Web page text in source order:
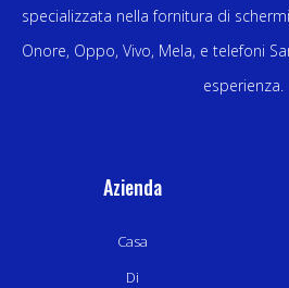
specializzata nella fornitura di
Onore, Oppo, Vivo, Mela, e telefoni
esperienza.
Azienda
Casa
Di